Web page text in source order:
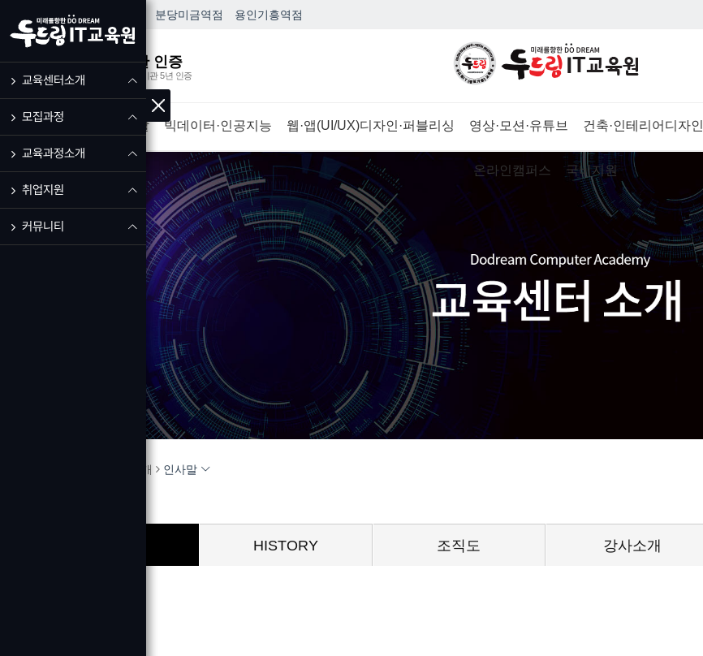
교육센터소개
모집과정
교육과정소개
취업지원
커뮤니티
HOME 분당미금역점 용인기흥역점
우수훈련기관 인증
고용노동부 우수훈련기관 5년 인증
IT·프로그램개발 빅데이터·인공지능 웹·앱(UI/UX)디자인·퍼블리싱 영상·모션·유튜브 건축·인테리어디자인
온라인캠퍼스 국비지원
교육센터소개 인사말
HISTORY 조직도 강사소개